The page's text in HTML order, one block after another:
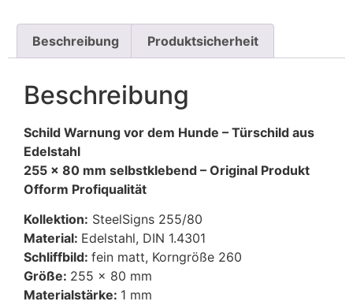
Beschreibung Produktsicherheit
Beschreibung
Schild Warnung vor dem Hunde – Türschild aus
Edelstahl
255 x 80 mm selbstklebend – Original Produkt
Ofform Profiqualität
Kollektion: SteelSigns 255/80
Material: Edelstahl, DIN 1.4301
Schliffbild: fein matt, Korngröße 260
Größe: 255 x 80 mm
Materialstärke: 1 mm